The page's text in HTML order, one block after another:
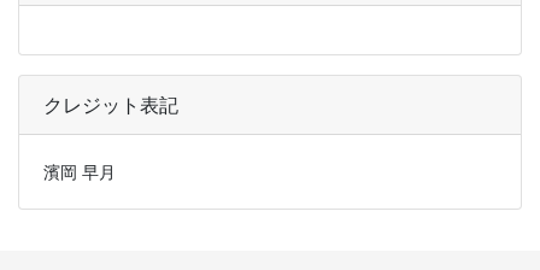
クレジット表記
濱岡 早月